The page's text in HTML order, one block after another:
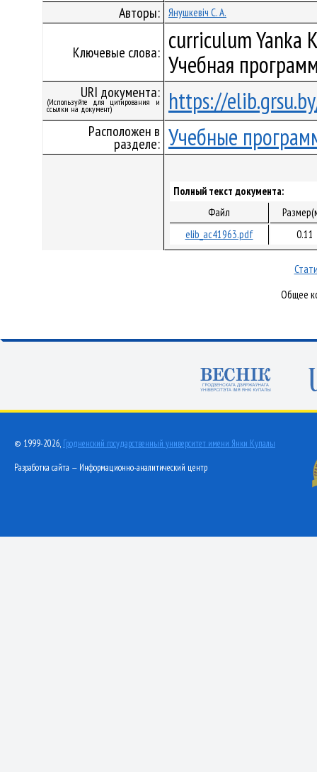
Авторы: Янушкевіч С. А.
Ключевые слова: curriculum Yanka
Учебная
URI документа:
(Используйте для цитирования и
ссылки на документ) https://
Расположен в
разделе: Учебные
Полный текст документа:
Файл
elib_ac41963.pdf
0.11
Общее
© 1999-2026, Гродненский государственный университет имени Янки Купалы
Разработка сайта — Информационно-аналитический центр